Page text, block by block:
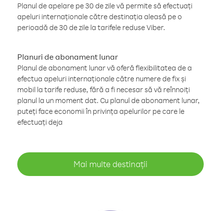
Planul de apelare pe 30 de zile vă permite să efectuați
apeluri internaționale către destinația aleasă pe o
perioadă de 30 de zile la tarifele reduse Viber.
Planuri de abonament lunar
Planul de abonament lunar vă oferă flexibilitatea de a
efectua apeluri internaționale către numere de fix și
mobil la tarife reduse, fără a fi necesar să vă reînnoiți
planul la un moment dat. Cu planul de abonament lunar,
puteți face economii în privința apelurilor pe care le
efectuați deja
Mai multe destinații